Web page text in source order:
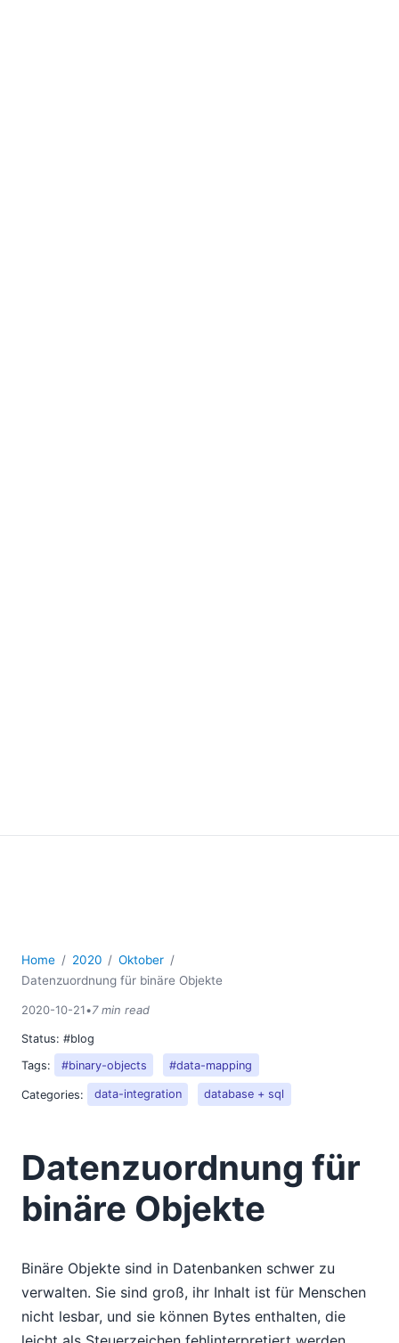
Home 2020
Oktober
Datenzuordnung für binäre Objekte
2020-10-21•7 min read
Status: #blog
Tags:
#binary-objects #data-mapping
Categories: data-integration database + sql
Datenzuordnung für
binäre Objekte
Binäre Objekte sind in Datenbanken schwer zu
verwalten. Sie sind groß, ihr Inhalt ist für Menschen
nicht lesbar, und sie können Bytes enthalten, die